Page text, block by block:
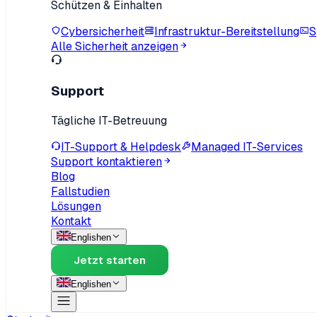
Schützen & Einhalten
Cybersicherheit
Infrastruktur-Bereitstellung
Alle Sicherheit anzeigen
Support
Tägliche IT-Betreuung
IT-Support & Helpdesk
Managed IT-Services
Support kontaktieren
Blog
Fallstudien
Lösungen
Kontakt
Englishen
Jetzt starten
Englishen